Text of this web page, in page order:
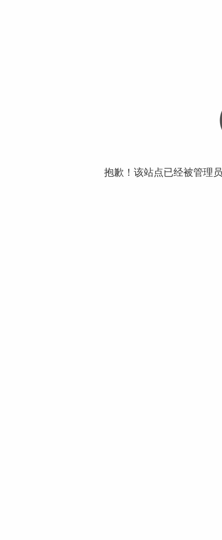
抱歉！该站点已经被管理